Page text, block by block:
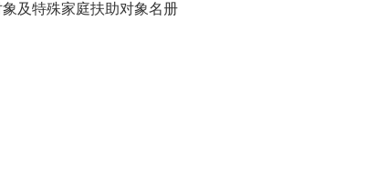
及特殊家庭扶助对象名册